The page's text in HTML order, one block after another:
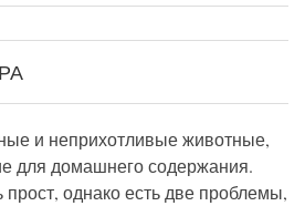
и неприхотливые животные,
для домашнего содержания.
прост, однако есть две проблемы,